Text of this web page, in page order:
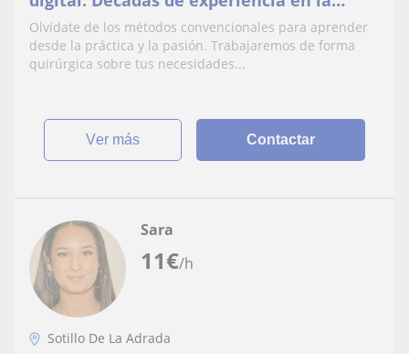
formación de líderes de opinión, asesores
y estudiantes
Olvídate de los métodos convencionales para aprender
desde la práctica y la pasión. Trabajaremos de forma
quirúrgica sobre tus necesidades...
ver más Contactar
11€/h
Sara
Sotillo De La Adrada